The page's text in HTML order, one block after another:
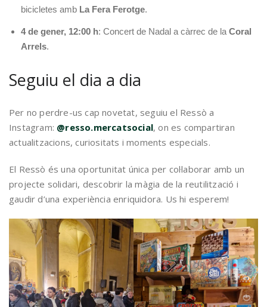
bicicletes amb La Fera Ferotge.
4 de gener, 12:00 h: Concert de Nadal a càrrec de la Coral
Arrels.
Seguiu el dia a dia
Per no perdre-us cap novetat, seguiu el Ressò a
Instagram: @resso.mercatsocial, on es compartiran
actualitzacions, curiositats i moments especials.
El Ressò és una oportunitat única per col·laborar amb un
projecte solidari, descobrir la màgia de la reutilització i
gaudir d’una experiència enriquidora. Us hi esperem!